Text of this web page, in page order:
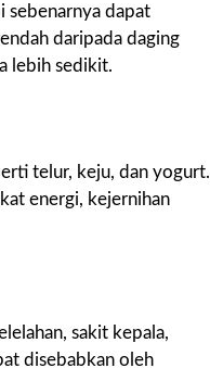
sebenarnya dapat
daripada daging
lebih sedikit.
telur, keju, dan yogurt.
energi, kejernihan
sakit kepala,
disebabkan oleh